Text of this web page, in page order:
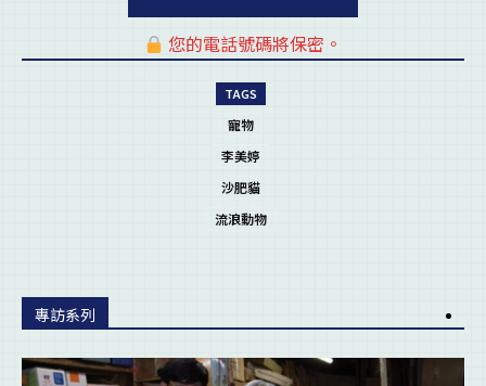
您的電話號碼將保密。
TAGS
寵物
李美婷
沙肥貓
流浪動物
專訪系列